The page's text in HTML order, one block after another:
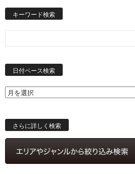
キーワード検索
日付ベース検索
索
さらに詳しく検索